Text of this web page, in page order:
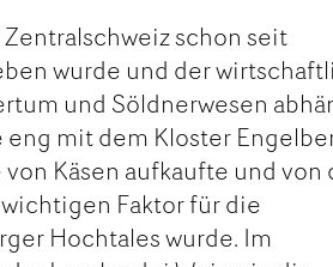
schon seit
wurde und der
und Söldnerwesen
eng mit dem Kloster
Käsen aufkaufte und von
Faktor für die
Hochtales wurde. Im